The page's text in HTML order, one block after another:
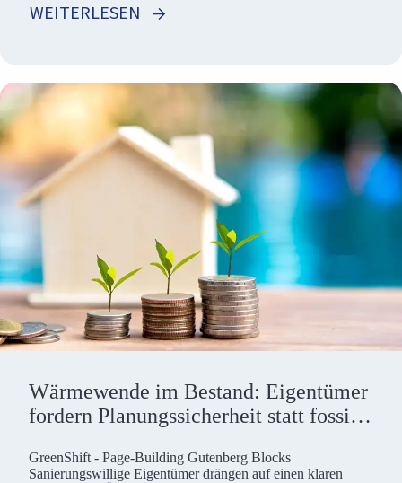
WEITERLESEN
Wärmewende im Bestand: Eigentümer
fordern Planungssicherheit statt fossiler
GreenShift - Page-Building Gutenberg Blocks
Sanierungswillige Eigentümer drängen auf einen klaren